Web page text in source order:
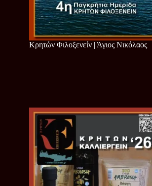
Κρητών Φιλοξενείν | Άγιος Νικόλαος